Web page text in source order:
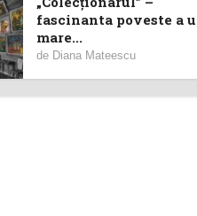
fascinanta poveste a
mare...
de Diana Mateescu